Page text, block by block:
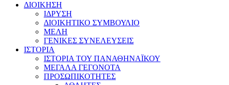
ΔΙΟΙΚΗΣΗ
ΙΔΡΥΣΗ
ΔΙΟΙΚΗΤΙΚΟ ΣΥΜΒΟΥΛΙΟ
ΜΕΛΗ
ΓΕΝΙΚΕΣ ΣΥΝΕΛΕΥΣΕΙΣ
ΙΣΤΟΡΙΑ
ΙΣΤΟΡΙΑ ΤΟΥ ΠΑΝΑΘΗΝΑΪΚΟΥ
ΜΕΓΑΛΑ ΓΕΓΟΝΟΤΑ
ΠΡΟΣΩΠΙΚΟΤΗΤΕΣ